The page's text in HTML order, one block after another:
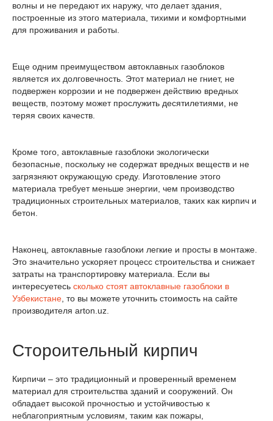
волны и не передают их наружу, что делает здания,
построенные из этого материала, тихими и комфортными
для проживания и работы.
Еще одним преимуществом автоклавных газоблоков
является их долговечность. Этот материал не гниет, не
подвержен коррозии и не подвержен действию вредных
веществ, поэтому может прослужить десятилетиями, не
теряя своих качеств.
Кроме того, автоклавные газоблоки экологически
безопасные, поскольку не содержат вредных веществ и не
загрязняют окружающую среду. Изготовление этого
материала требует меньше энергии, чем производство
традиционных строительных материалов, таких как кирпич и
бетон.
Наконец, автоклавные газоблоки легкие и просты в монтаже.
Это значительно ускоряет процесс строительства и снижает
затраты на транспортировку материала. Если вы
интересуетесь сколько стоят автоклавные газоблоки в
Узбекистане , то вы можете уточнить стоимость на сайте
производителя arton.uz.
Стороительный кирпич
Кирпичи – это традиционный и проверенный временем
материал для строительства зданий и сооружений. Он
обладает высокой прочностью и устойчивостью к
неблагоприятным условиям, таким как пожары,